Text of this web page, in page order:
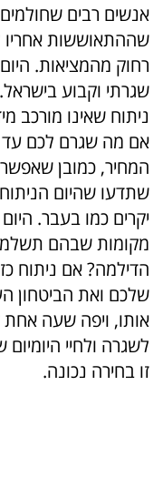
אנשים רבים
שההתאוששות
רחוק מהמציאות.
שגרתי וקבוע
ניתוח שאינו מורכב
אם מה שגרם לכם עד
המחיר, כמובן
שתדעו שהיום
יקרים כמו בעבר.
מקומות שבהם תשלמו
הדילמה? אם ניתוח
שלכם ואת הביטחון
אותו, ויפה שעה אחת
לשגרה ולחיי
זו בחירה נכונה.